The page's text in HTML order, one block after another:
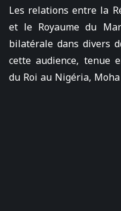
Les relations entre la
et le Royaume du
bilatérale dans divers
cette audience, tenue
du Roi au Nigéria,